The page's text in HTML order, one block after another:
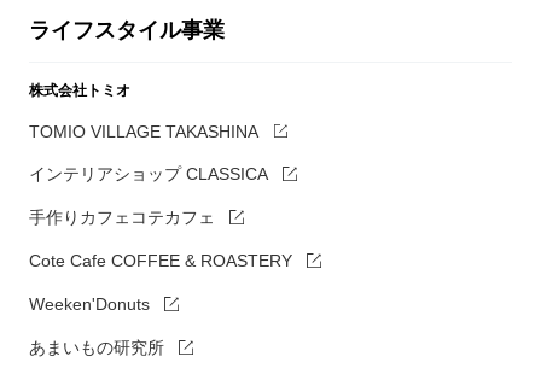
ライフスタイル事業
株式会社トミオ
TOMIO VILLAGE TAKASHINA
インテリアショップ CLASSICA
手作りカフェコテカフェ
Cote Cafe COFFEE & ROASTERY
Weeken'Donuts
あまいもの研究所